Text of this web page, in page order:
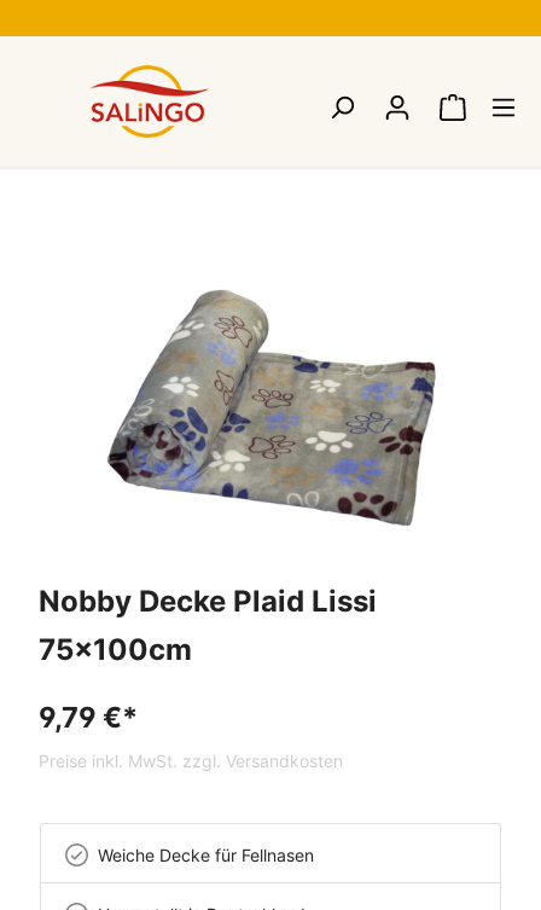
Nobby Decke Plaid Lissi
75x100cm
9,79 €*
Preise inkl. MwSt. zzgl. Versandkosten
Weiche Decke für Fellnasen